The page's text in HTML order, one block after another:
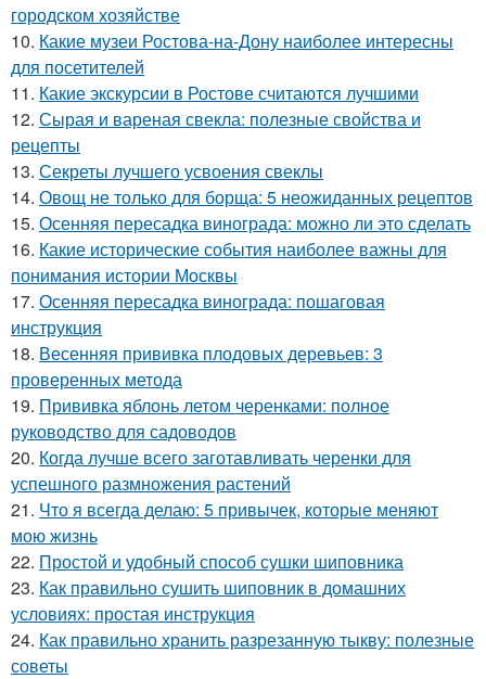
городском хозяйстве
10. Какие музеи Ростова-на-Дону наиболее интересны
для посетителей
11. Какие экскурсии в Ростове считаются лучшими
12. Сырая и вареная свекла: полезные свойства и
рецепты
13. Секреты лучшего усвоения свеклы
14. Овощ не только для борща: 5 неожиданных рецептов
15. Осенняя пересадка винограда: можно ли это сделать
16. Какие исторические события наиболее важны для
понимания истории Москвы
17. Осенняя пересадка винограда: пошаговая
инструкция
18. Весенняя прививка плодовых деревьев: 3
проверенных метода
19. Прививка яблонь летом черенками: полное
руководство для садоводов
20. Когда лучше всего заготавливать черенки для
успешного размножения растений
21. Что я всегда делаю: 5 привычек, которые меняют
мою жизнь
22. Простой и удобный способ сушки шиповника
23. Как правильно сушить шиповник в домашних
условиях: простая инструкция
24. Как правильно хранить разрезанную тыкву: полезные
советы